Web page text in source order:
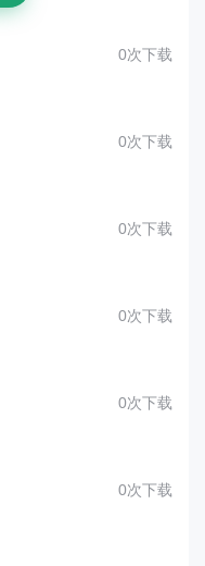
0次下载
0次下载
0次下载
0次下载
0次下载
0次下载